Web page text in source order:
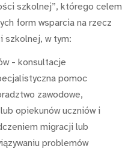
szkolnej”, którego celem
form wsparcia na rzecz
szkolnej, w tym:
- konsultacje
pomoc
zawodowe,
opiekunów uczniów i
migracji lub
problemów